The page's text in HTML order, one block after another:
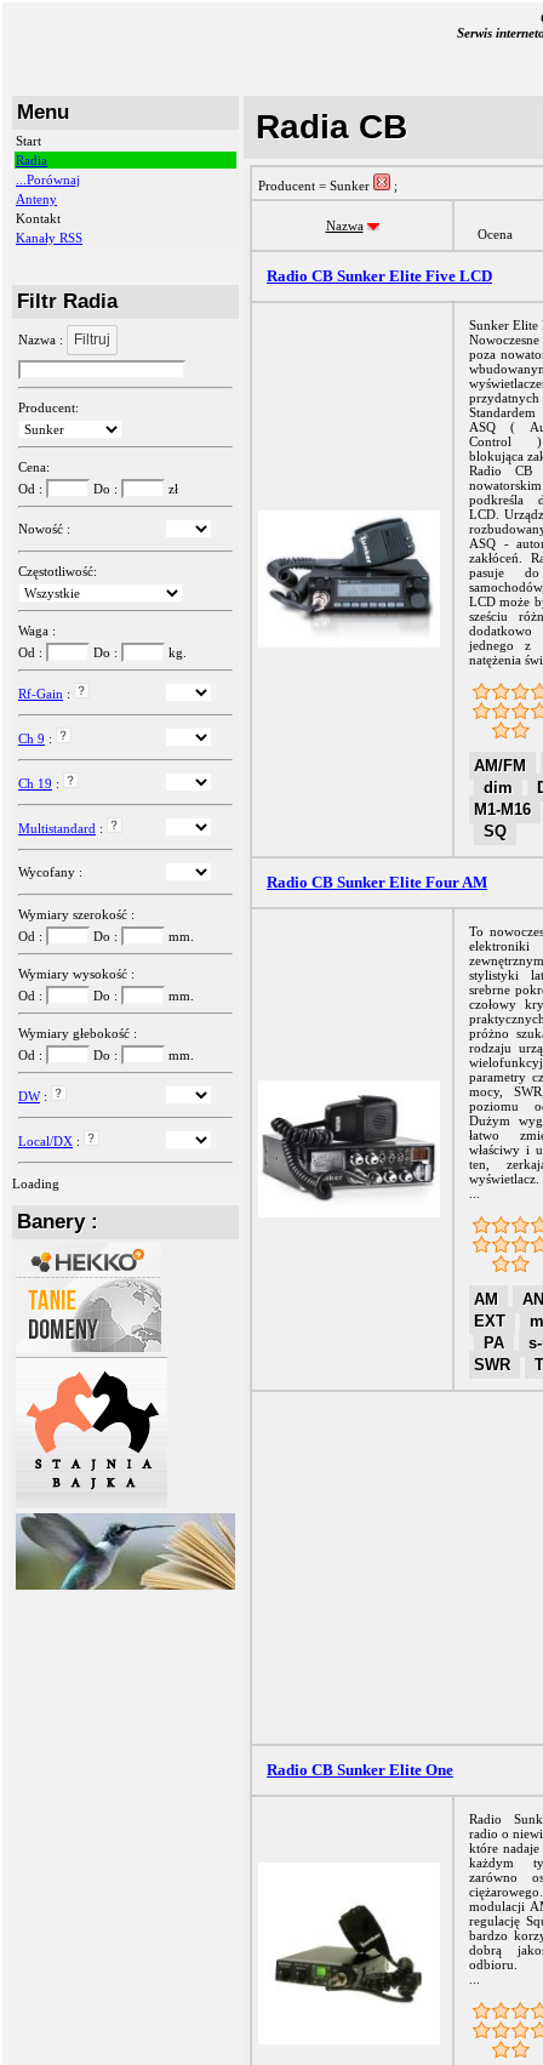
Serwis
Menu
Start
Radia
...Porównaj
Anteny
Kontakt
Kanały RSS
Filtr Radia
Nazwa : Filtruj
Producent:
Cena:
Od :
Do : zł
Nowość :
Częstotliwość:
Waga :
Od :
Do : kg.
Rf-Gain :
Ch 9 :
Ch 19 :
Multistandard :
Wycofany :
Wymiary szerokość :
Od :
Do : mm.
Wymiary wysokość :
Od :
Do : mm.
Wymiary głebokość :
Od :
Do : mm.
DW:
Local/DX :
Loading
Banery :
Radia CB
Producent = Sunker ;
Nazwa
Ocena
Radio CB Sunker Elite Five LCD
Sunker Elite
poza
ASQ (
Control )
blokująca
Radio CB
podkreśla
LCD.
ASQ -
zakłóceń.
pasuje
LCD może
sześciu
dodatkowo
jednego z
natężenia
AM/FM
dim
M1-M16
SQ
Radio CB Sunker Elite Four AM
To
elektroniki
stylistyki
srebrne
czołowy
próżno
rodzaju
parametry
mocy,
poziomu
Dużym
łatwo
właściwy i
ten,
wyświetlacz.
AM
EXT
PA
SWR
Radio CB Sunker Elite One
Radio
radio o
które
każdym
zarówno
modulacji
regulację
bardzo
dobrą
odbioru.